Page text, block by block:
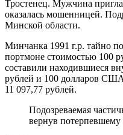
Тростенец. Мужчина
оказалась мошенницей.
Минской области.
Минчанка 1991 г.р. тайно
портмоне стоимостью 100
составили находившиеся
рублей и 100 долларов
11 097,77 рублей.
Подозреваемая
вернув потерпевшему